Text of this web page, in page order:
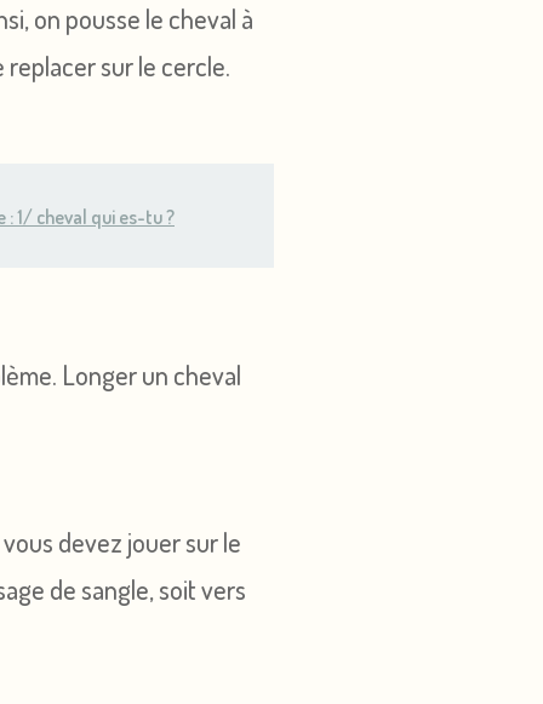
on pousse le cheval à
sur le cercle.
: 1/ cheval qui es-tu ?
Longer un cheval
vous devez jouer sur le
de sangle, soit vers